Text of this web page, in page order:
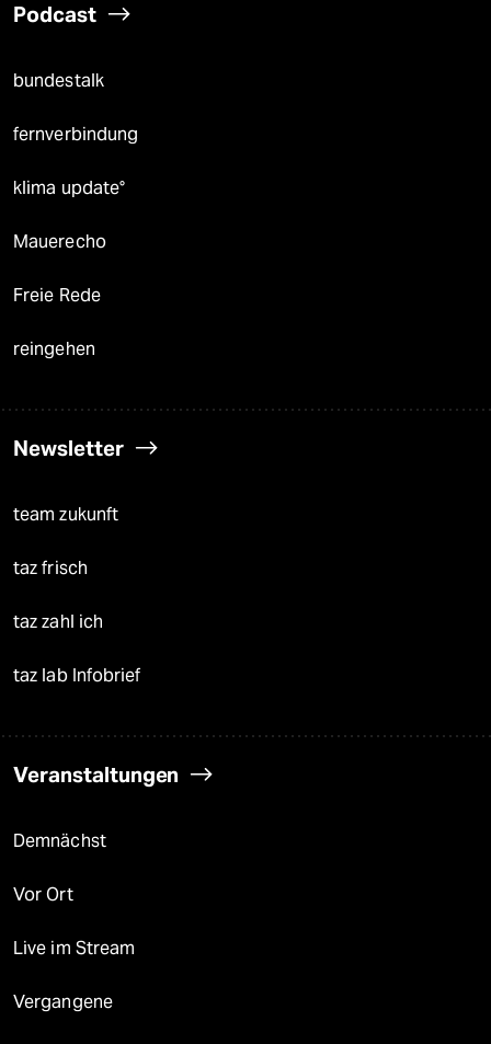
Podcast
bundestalk
fernverbindung
klima update°
Mauerecho
Freie Rede
reingehen
Newsletter
team zukunft
taz frisch
taz zahl ich
taz lab Infobrief
Veranstaltungen
Demnächst
Vor Ort
Live im Stream
Vergangene